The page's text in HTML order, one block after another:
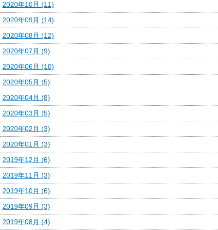
2020年10月 (11)
2020年09月 (14)
2020年08月 (12)
2020年07月 (9)
2020年06月 (10)
2020年05月 (5)
2020年04月 (8)
2020年03月 (5)
2020年02月 (3)
2020年01月 (3)
2019年12月 (6)
2019年11月 (3)
2019年10月 (6)
2019年09月 (3)
2019年08月 (4)